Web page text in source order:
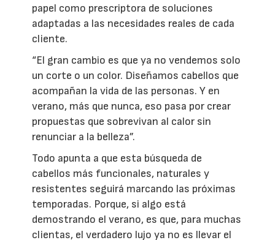
papel como prescriptora de soluciones
adaptadas a las necesidades reales de cada
cliente.
“El gran cambio es que ya no vendemos solo
un corte o un color. Diseñamos cabellos que
acompañan la vida de las personas. Y en
verano, más que nunca, eso pasa por crear
propuestas que sobrevivan al calor sin
renunciar a la belleza”.
Todo apunta a que esta búsqueda de
cabellos más funcionales, naturales y
resistentes seguirá marcando las próximas
temporadas. Porque, si algo está
demostrando el verano, es que, para muchas
clientas, el verdadero lujo ya no es llevar el